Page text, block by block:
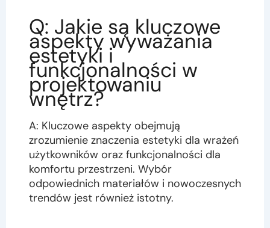
Q: Jakie są kluczowe
aspekty wyważania
estetyki i
funkcjonalności w
projektowaniu
wnętrz?
A: Kluczowe aspekty obejmują
zrozumienie znaczenia estetyki dla wrażeń
użytkowników oraz funkcjonalności dla
komfortu przestrzeni. Wybór
odpowiednich materiałów i nowoczesnych
trendów jest również istotny.